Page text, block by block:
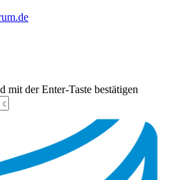
mit der Enter-Taste bestätigen